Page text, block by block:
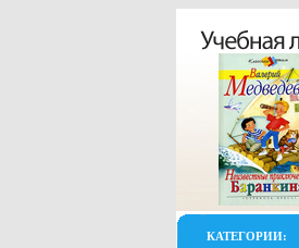
КАТЕГОРИИ: